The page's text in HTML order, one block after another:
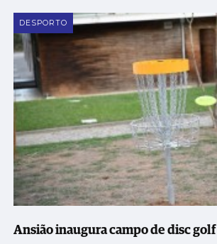
DESPORTO
Ansião inaugura campo de disc golf